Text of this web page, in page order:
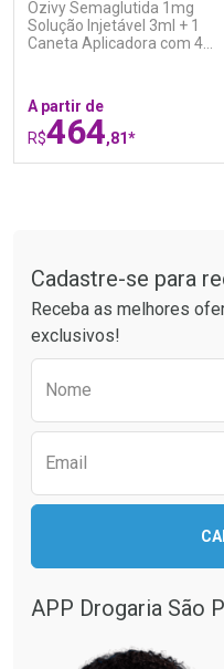
Ativar Desconto
Por R$ 34,39/cada
Comprar sem Desconto
Ozivy Semaglutida 1mg
Solução Injetável 3ml + 1
Caneta Aplicadora com 4
A partir de
R$464,81*
Comprar sem Desconto
Por R$ 664,02/cada
Comprar sem Desconto
Cadastre-se para
Receba as melhores
exclusivos!
Nome
Email
APP Drogaria São